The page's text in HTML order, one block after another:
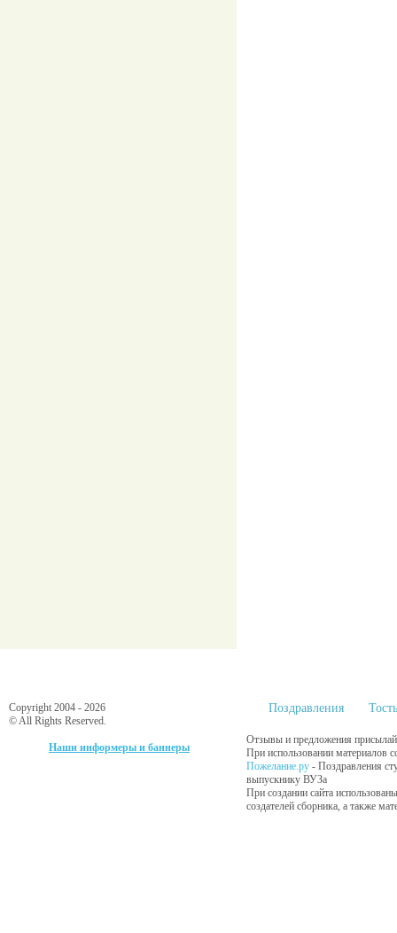
Copyright 2004 - 2026
© All Rights Reserved.
Наши информеры и баннеры
Поздравления
Отзывы и предложения
При использовании материалов
Пожелание.ру - Поздравления
выпускнику ВУЗа
При создании сайта
создателей сборника, а также